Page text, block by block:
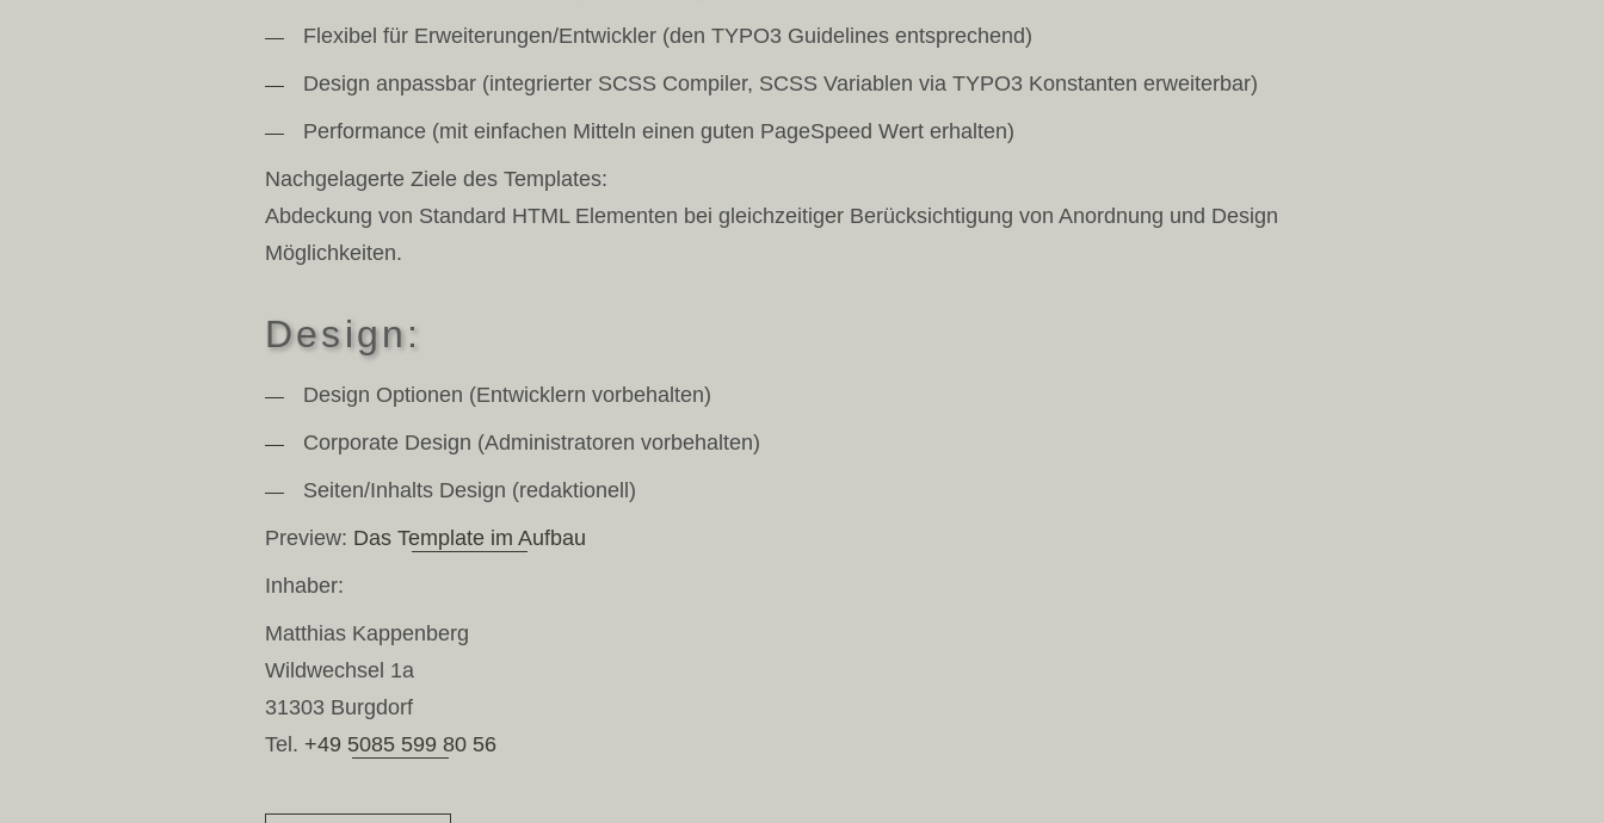
Flexibel für Erweiterungen/Entwickler (den TYPO3 Guidelines entsprechend)
Design anpassbar (integrierter SCSS Compiler, SCSS Variablen via TYPO3 Konstanten erweiterbar)
Performance (mit einfachen Mitteln einen guten PageSpeed Wert erhalten)
Nachgelagerte Ziele des Templates:
Abdeckung von Standard HTML Elementen bei gleichzeitiger Berücksichtigung von Anordnung und Design
Möglichkeiten.
Design:
Design Optionen (Entwicklern vorbehalten)
Corporate Design (Administratoren vorbehalten)
Seiten/Inhalts Design (redaktionell)
Preview: Das Template im Aufbau
Inhaber:
Matthias Kappenberg
Wildwechsel 1a
31303 Burgdorf
Tel. +49 5085 599 80 56